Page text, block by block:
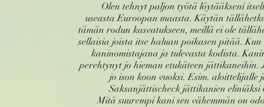
Olen tehnyt paljon työtä löytääkseni
useasta Euroopan maasta.Käytän
tämän rodun kasvatukseen, meillä ei ole
sellaisia joista itse haluan poikasen pitää.Kun
kaninomistajana ja tulevasta kodista.
perehtynyt jo hieman etukäteen jättikaneihin.
jo ison koon vuoksi. Esim.
Saksanjättischeck jättikanien
Mitä suurempi kani sen vähemmän on